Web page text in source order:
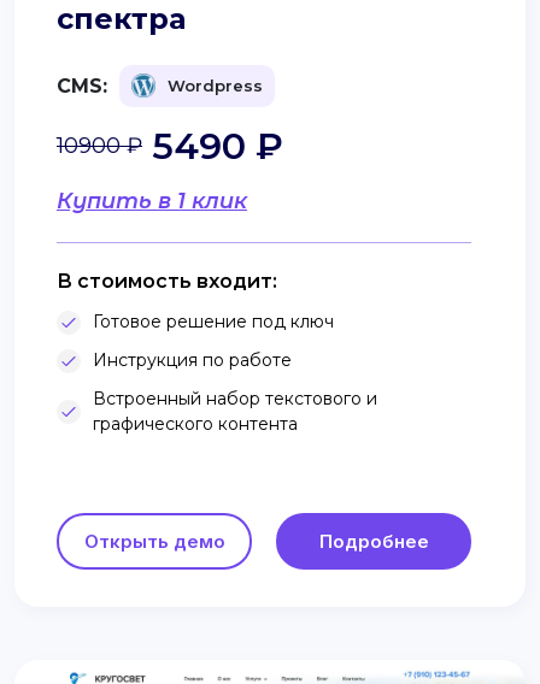
спектра
CMS: Wordpress
Купить в 1 клик
10900 ₽ 5490 ₽
В стоимость входит:
Готовое решение под ключ
Инструкция по работе
Встроенный набор текстового и
графического контента
Открыть демо Подробнее